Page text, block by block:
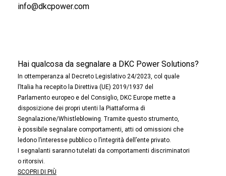
info@dkcpower.com
Hai qualcosa da segnalare a DKC Power Solutions?
In ottemperanza al Decreto Legislativo 24/2023, col quale
l’Italia ha recepito la Direttiva (UE) 2019/1937 del
Parlamento europeo e del Consiglio, DKC Europe mette a
disposizione dei propri utenti la Piattaforma di
Segnalazione/Whistleblowing. Tramite questo strumento,
è possibile segnalare comportamenti, atti od omissioni che
ledono l’interesse pubblico o l’integrità dell’ente privato.
I segnalanti saranno tutelati da comportamenti discriminatori
o ritorsivi.
SCOPRI DI PIÙ